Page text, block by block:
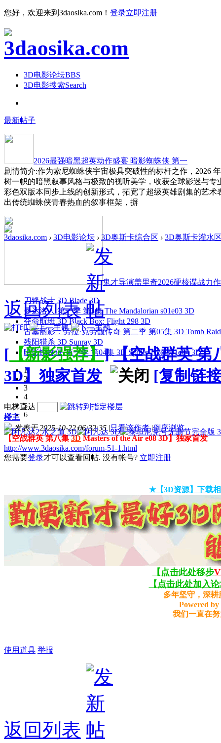
您好，欢迎来到3daosika.com！ 登录立即注册
3D电影论坛BBS
3D电影搜索Search
最新帖子
2026最强暗黑超英动作盛宴 暗影蜘蛛侠 第一
剧情简介:作为索尼蜘蛛侠宇宙极具突破性的标杆之作，2026
树一帜的暗黑叙事风格与极致的视听美学，收获全球影迷与
彩色双版本同步上线的创新形式，拓宽了超级英雄剧集的艺
出传统蜘蛛侠青春热血的叙事框架，摒
鬼才导演盖里奇2026硬核谍战力
刀锋战士 3D Blade 3D
曼达洛人 第一季 第3集 The Mandalorian s01e03 3D
夺命航班 3D Black Box: Flight 298 3D
古墓丽影：劳拉·克劳馥传奇 第二季 第05集 3D Tomb
残阳猎杀 3D Sunray 3D
暗影蜘蛛侠 第一季 第04集 3D Spider-Noir s01e04 3D
1
2
3
4
5
6
3daosika.com › 3D电影论坛 › 3D奥斯卡综合区 › 3D奥斯卡灌水
返回列表
[ 【新影强荐】] 【空战群英 第
3D】独家首发
[复制链
电梯直达
楼主
发表于 2025-10-22 06:32:35 |只看该作者 |倒序浏览
【空战群英 第八集3D Masters of the Air e08 3D】独家首发
http://www.3daosika.com/forum-51-1.html
您需要登录才可以查看回帖. 没有帐号? 立即注册
★【3D资源】下载
【点击此处移步
【点击此处加入
多年坚守，深
Powered by
我们一直在
使用道具 举报
返回列表